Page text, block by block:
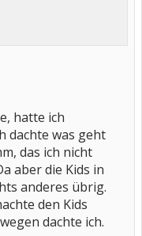
hatte ich
dachte was geht
das ich nicht
aber die Kids in
anderes übrig.
den Kids
dachte ich.